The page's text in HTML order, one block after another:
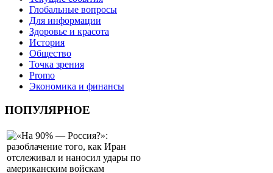
Глобальные вопросы
Для информации
Здоровье и красота
История
Общество
Точка зрения
Promo
Экономика и финансы
ПОПУЛЯРНОЕ